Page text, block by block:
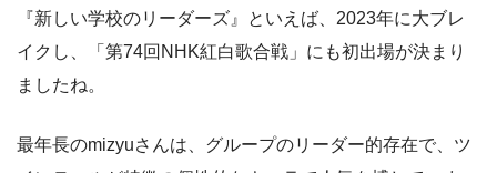
『新しい学校のリーダーズ』といえば、2023年に大ブレ
イクし、「第74回NHK紅白歌合戦」にも初出場が決まり
ましたね。
最年長のmizyuさんは、グループのリーダー的存在で、ツ